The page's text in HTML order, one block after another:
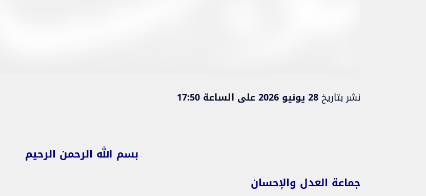
نشر بتاريخ28 يونيو 2026 على الساعة 17:50
بسم الله الرحمن الرحيم
جماعة العدل والإحسان